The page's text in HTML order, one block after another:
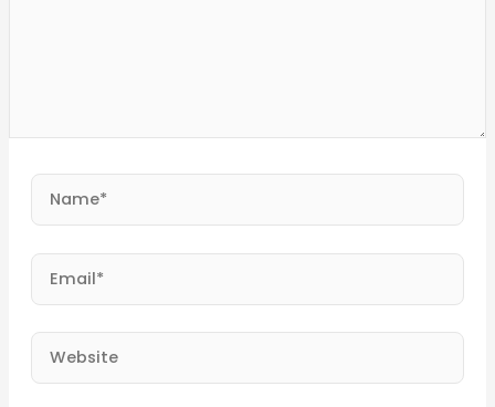
Name*
Email*
Website